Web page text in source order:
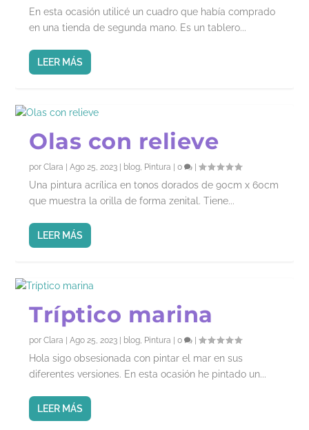
En esta ocasión utilicé un cuadro que había comprado
en una tienda de segunda mano. Es un tablero...
LEER MÁS
Olas con relieve
porClara |Ago 25, 2023 | blog Pintura |0 |
Una pintura acrílica en tonos dorados de 90cm x 60cm
que muestra la orilla de forma zenital. Tiene...
LEER MÁS
Tríptico marina
porClara |Ago 25, 2023 | blog Pintura |0 |
Hola sigo obsesionada con pintar el mar en sus
diferentes versiones. En esta ocasión he pintado un...
LEER MÁS